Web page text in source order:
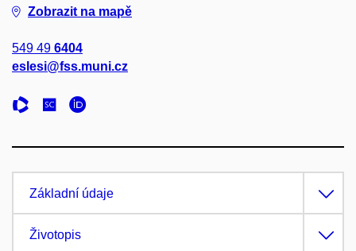
Zobrazit na mapě
549 49 6404
eslesi@fss.muni.cz
Základní údaje
Životopis